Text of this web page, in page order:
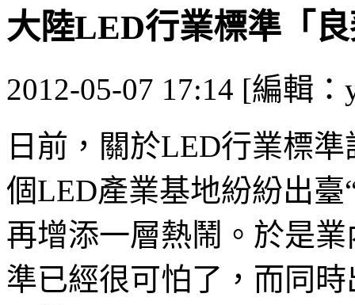
大陸LED行業標準「
2012-05-07 17:14 [編輯：
日前，關於LED行業標
個LED產業基地紛紛出
再增添一層熱鬧。於是
準已經很可怕了，而同